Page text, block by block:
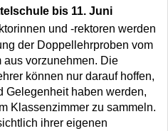
bis 11. Juni
und -rektoren werden
der Doppellehrproben vom
aus vorzunehmen. Die
können nur darauf hoffen,
Gelegenheit haben werden,
Klassenzimmer zu sammeln.
ihrer eigenen